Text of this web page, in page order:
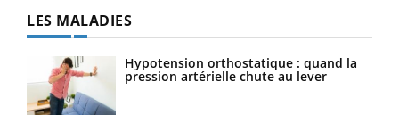
LES MALADIES
Hypotension orthostatique : quand la
pression artérielle chute au lever